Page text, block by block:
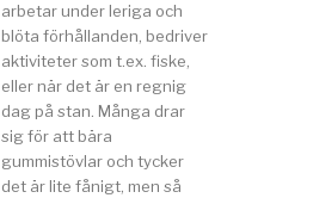
arbetar under leriga och
blöta förhållanden, bedriver
aktiviteter som t.ex. fiske,
eller när det är en regnig
dag på stan. Många drar
sig för att bära
gummistövlar och tycker
det är lite fånigt, men så